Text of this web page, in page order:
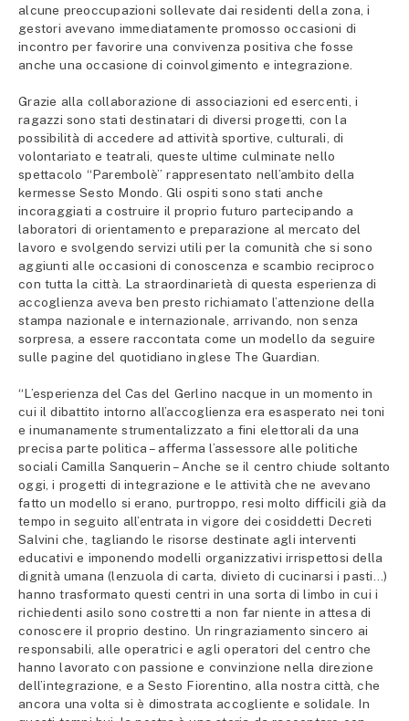
alcune preoccupazioni sollevate dai residenti della zona, i
gestori avevano immediatamente promosso occasioni di
incontro per favorire una convivenza positiva che fosse
anche una occasione di coinvolgimento e integrazione.
Grazie alla collaborazione di associazioni ed esercenti, i
ragazzi sono stati destinatari di diversi progetti, con la
possibilità di accedere ad attività sportive, culturali, di
volontariato e teatrali, queste ultime culminate nello
spettacolo “Parembolè” rappresentato nell’ambito della
kermesse Sesto Mondo. Gli ospiti sono stati anche
incoraggiati a costruire il proprio futuro partecipando a
laboratori di orientamento e preparazione al mercato del
lavoro e svolgendo servizi utili per la comunità che si sono
aggiunti alle occasioni di conoscenza e scambio reciproco
con tutta la città. La straordinarietà di questa esperienza di
accoglienza aveva ben presto richiamato l’attenzione della
stampa nazionale e internazionale, arrivando, non senza
sorpresa, a essere raccontata come un modello da seguire
sulle pagine del quotidiano inglese The Guardian.
“L’esperienza del Cas del Gerlino nacque in un momento in
cui il dibattito intorno all’accoglienza era esasperato nei toni
e inumanamente strumentalizzato a fini elettorali da una
precisa parte politica – afferma l’assessore alle politiche
sociali Camilla Sanquerin – Anche se il centro chiude soltanto
oggi, i progetti di integrazione e le attività che ne avevano
fatto un modello si erano, purtroppo, resi molto difficili già da
tempo in seguito all’entrata in vigore dei cosiddetti Decreti
Salvini che, tagliando le risorse destinate agli interventi
educativi e imponendo modelli organizzativi irrispettosi della
dignità umana (lenzuola di carta, divieto di cucinarsi i pasti…)
hanno trasformato questi centri in una sorta di limbo in cui i
richiedenti asilo sono costretti a non far niente in attesa di
conoscere il proprio destino. Un ringraziamento sincero ai
responsabili, alle operatrici e agli operatori del centro che
hanno lavorato con passione e convinzione nella direzione
dell’integrazione, e a Sesto Fiorentino, alla nostra città, che
ancora una volta si è dimostrata accogliente e solidale. In